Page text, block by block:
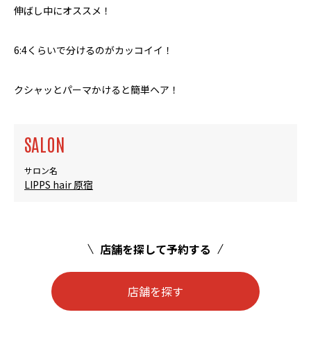
伸ばし中にオススメ！
6:4くらいで分けるのがカッコイイ！
クシャッとパーマかけると簡単ヘア！
SALON
サロン名
LIPPS hair 原宿
店舗を探して予約する
店舗を探す